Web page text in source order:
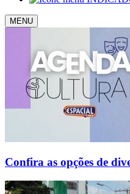
MENU
Confira as opções de